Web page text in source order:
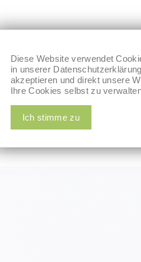
SHOP KOSTA
/Alle Produkte/Nüsse &
Diese Website verwendet
in unserer
akzeptieren und direkt unsere
Ihre Cookies selbst zu
Ich stimme zu